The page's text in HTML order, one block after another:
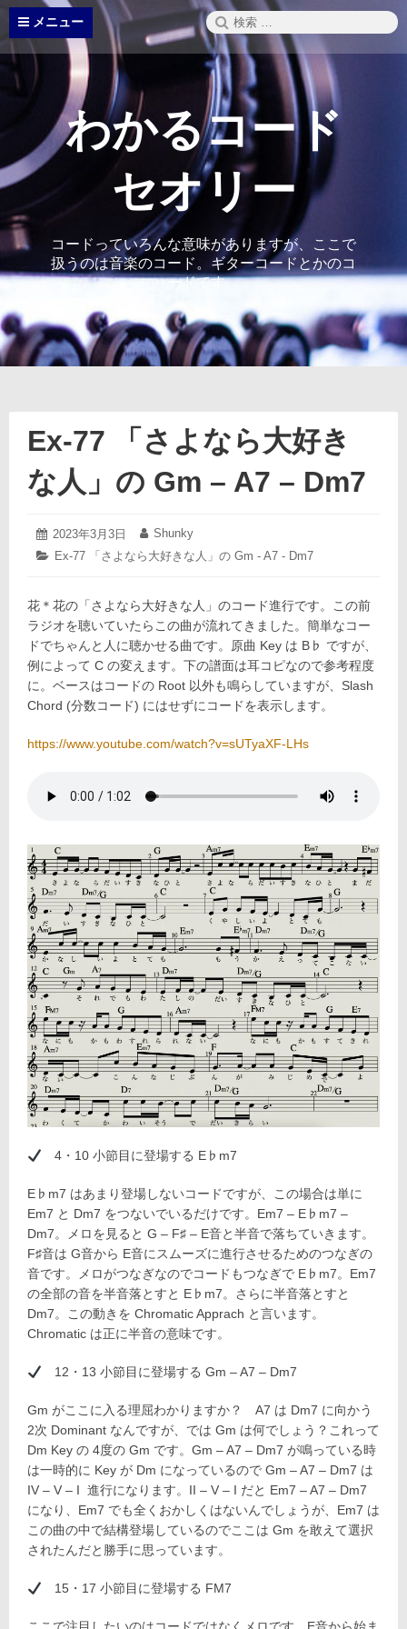
コ
テ
ン
ッ
プ
メニュー
検
索:
わかるコード
セオリー
コードっていろんな意味がありますが、ここで
扱うのは音楽のコード。ギターコードとかのコ
ードです。
Ex-77 「さよなら大好き
な人」の Gm – A7 – Dm7
投
稿
2023年3月3日
2023
年
3
日
投
稿
Shunky
カ
リ
ー:
Ex-77 「さよなら大好きな人」の Gm - A7 - Dm7
花＊花の「さよなら大好きな人」のコード進行です。この前
ラジオを聴いていたらこの曲が流れてきました。簡単なコー
ドでちゃんと人に聴かせる曲です。原曲 Key は B♭ ですが、
例によって C の変えます。下の譜面は耳コピなので参考程度
に。ベースはコードの Root 以外も鳴らしていますが、Slash
Chord (分数コード) にはせずにコードを表示します。
https://www.youtube.com/watch?v=sUTyaXF-LHs
4・10 小節目に登場する E♭m7
E♭m7 はあまり登場しないコードですが、この場合は単に
Em7 と Dm7 をつないでいるだけです。Em7 – E♭m7 –
Dm7。メロを見ると G – F♯ – E音と半音で落ちていきます。
F♯音は G音から E音にスムーズに進行させるためのつなぎの
音です。メロがつなぎなのでコードもつなぎで E♭m7。Em7
の全部の音を半音落とすと E♭m7。さらに半音落とすと
Dm7。この動きを Chromatic Apprach と言います。
Chromatic は正に半音の意味です。
12・13 小節目に登場する Gm – A7 – Dm7
Gm がここに入る理屈わかりますか？ A7 は Dm7 に向かう
2次 Dominant なんですが、では Gm は何でしょう？これって
Dm Key の 4度の Gm です。Gm – A7 – Dm7 が鳴っている時
は一時的に Key が Dm になっているので Gm – A7 – Dm7 は
IV – V – I 進行になります。II – V – I だと Em7 – A7 – Dm7
になり、Em7 でも全くおかしくはないんでしょうが、Em7 は
この曲の中で結構登場しているのでここは Gm を敢えて選択
されたんだと勝手に思っています。
15・17 小節目に登場する FM7